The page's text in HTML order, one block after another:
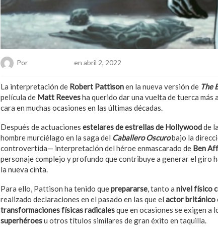
Por en abril 2, 2022
La interpretación de Robert Pattisonen la nueva versión de The
película de Matt Reevesha querido dar una vuelta de tuerca más
cara en muchas ocasiones en las últimas décadas.
Después de actuaciones estelares de estrellas de Hollywoodde
hombre murciélago en la saga del Caballero Oscurobajo la
controvertida— interpretación del héroe enmascarado de Ben
personaje complejo y profundo que contribuye a generar el giro
la nueva cinta.
Para ello, Pattison ha tenido queprepararse, tanto a nivel físico
realizado declaraciones en el pasado en las que el actor británico
transformaciones físicas radicalesque en ocasiones se exigen a
superhéroesu otros títulos similares de gran éxito en taquilla.